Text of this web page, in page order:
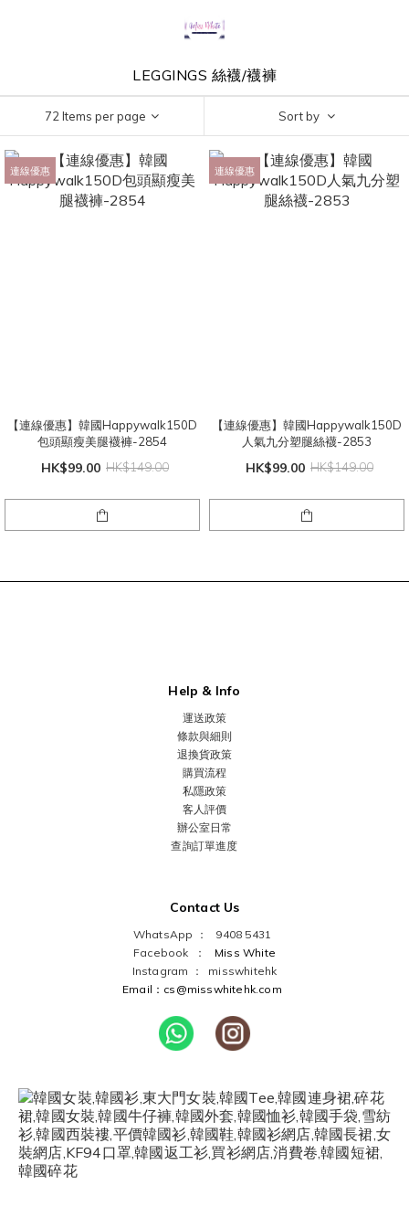
LEGGINGS 絲襪/襪褲
72 Items per page Sort by
連線優惠
【連線優惠】韓國Happywalk150D
包頭顯瘦美腿襪褲-2854
HK$99.00 HK$149.00
連線優惠
【連線優惠】韓國Happywalk150D
人氣九分塑腿絲襪-2853
HK$99.00 HK$149.00
Help & Info
運送政策
條款與細則
退換貨政策
購買流程
私隱政策
客人評價
辦公室日常
查詢訂單進度
Contact Us
WhatsApp ： 9408 5431
Facebook ： Miss White
Instagram ： misswhitehk
Email：cs@misswhitehk.com